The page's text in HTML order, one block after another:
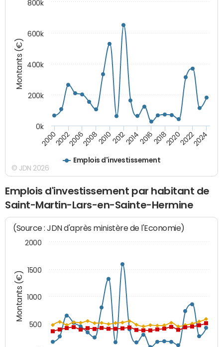
Montants (€)
Emplois d'investissement
200020022006200820102012201420162018202020222024
0k
200k
400k
600k
800k
© JDN 2026
Emplois d'investissement par habitant de
Saint-Martin-Lars-en-Sainte-Hermine
Montants (€)
(Source : JDN d'après ministère de l'Economie)
500
1000
1500
2000